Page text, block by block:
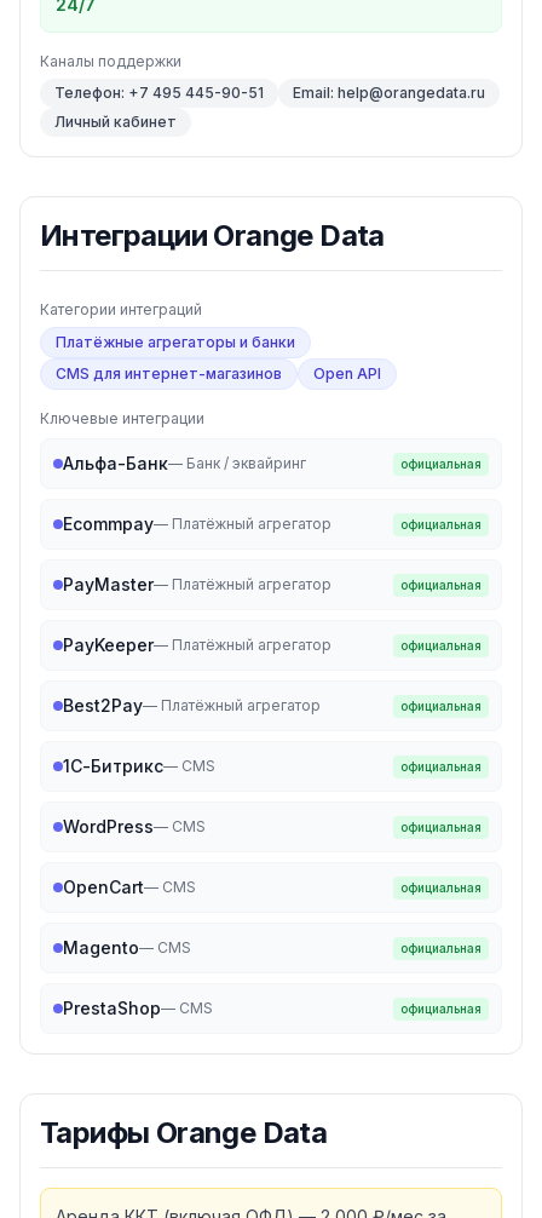
24/7
Каналы поддержки
Телефон: +7 495 445-90-51
Email: help@orangedata.ru
Личный кабинет
Интеграции Orange Data
Категории интеграций
Платёжные агрегаторы и банки
CMS для интернет-магазинов
Open API
Ключевые интеграции
Альфа-Банк— Банк / эквайринг официальная
Ecommpay— Платёжный агрегатор официальная
PayMaster— Платёжный агрегатор официальная
PayKeeper— Платёжный агрегатор официальная
Best2Pay— Платёжный агрегатор официальная
1С-Битрикс— CMS официальная
WordPress— CMS официальная
OpenCart— CMS официальная
Magento— CMS официальная
PrestaShop— CMS официальная
Тарифы Orange Data